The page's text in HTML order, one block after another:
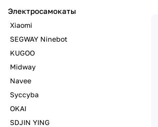
Электросамокаты
Xiaomi
SEGWAY Ninebot
KUGOO
Midway
Navee
Syccyba
OKAI
SDJIN YING